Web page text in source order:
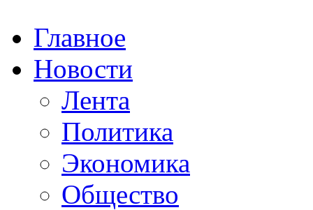
Главное
Новости
Лента
Политика
Экономика
Общество